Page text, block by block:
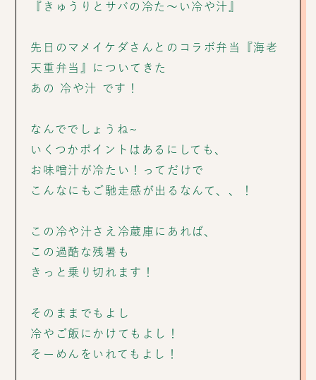
『きゅうりとサバの冷た〜い冷や汁』
先日のマメイケダさんとのコラボ弁当『海老
天重弁当』についてきた
あの 冷や汁 です！
なんででしょうね~
いくつかポイントはあるにしても、
お味噌汁が冷たい！ってだけで
こんなにもご馳走感が出るなんて、、！
この冷や汁さえ冷蔵庫にあれば、
この過酷な残暑も
きっと乗り切れます！
そのままでもよし
冷やご飯にかけてもよし！
そーめんをいれてもよし！